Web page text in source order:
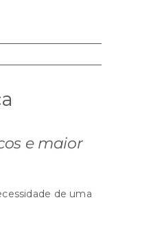
e maior
de uma